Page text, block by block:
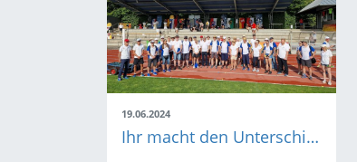
19.06.2024
Ihr macht den Unterschied! Danke für euer Engagement!